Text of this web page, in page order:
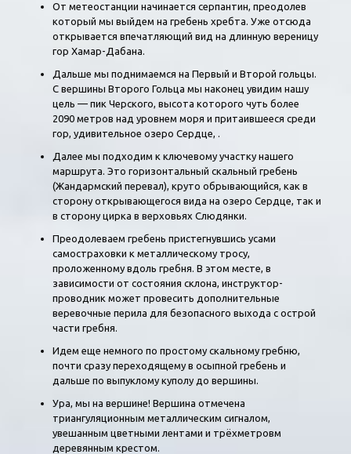
От метеостанции начинается серпантин, преодолев
который мы выйдем на гребень хребта. Уже отсюда
открывается впечатляющий вид на длинную вереницу
гор Хамар-Дабана.
Дальше мы поднимаемся на Первый и Второй гольцы.
С вершины Второго Гольца мы наконец увидим нашу
цель — пик Черского, высота которого чуть более
2090 метров над уровнем моря и притаившееся среди
гор, удивительное озеро Сердце, .
Далее мы подходим к ключевому участку нашего
маршрута. Это горизонтальный скальный гребень
(Жандармский перевал), круто обрывающийся, как в
сторону открывающегося вида на озеро Сердце, так и
в сторону цирка в верховьях Слюдянки.
Преодолеваем гребень пристегнувшись усами
самостраховки к металлическому тросу,
проложенному вдоль гребня. В этом месте, в
зависимости от состояния склона, инструктор-
проводник может провесить дополнительные
веревочные перила для безопасного выхода с острой
части гребня.
Идем еще немного по простому скальному гребню,
почти сразу переходящему в осыпной гребень и
дальше по выпуклому куполу до вершины.
Ура, мы на вершине! Вершина отмечена
триангуляционным металлическим сигналом,
увешанным цветными лентами и трёхметровм
деревянным крестом.